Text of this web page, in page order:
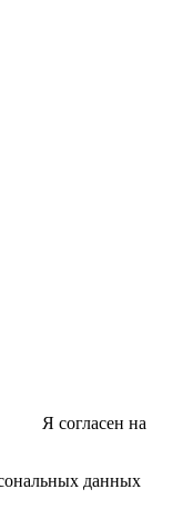
Я согласен на
данных